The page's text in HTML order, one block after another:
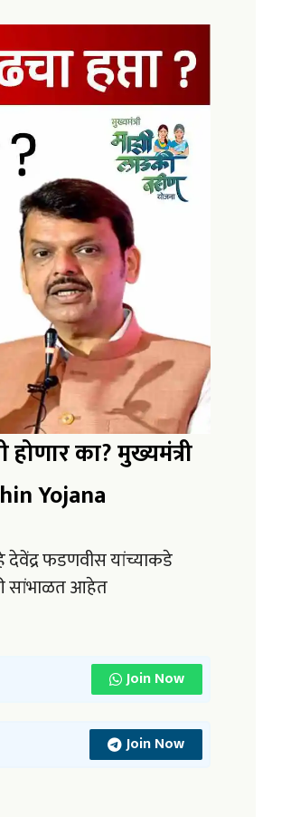
का? मुख्यमंत्री
Yojana
देवेंद्र फडणवीस यांच्याकडे
सांभाळत आहेत
Join Now
Join Now